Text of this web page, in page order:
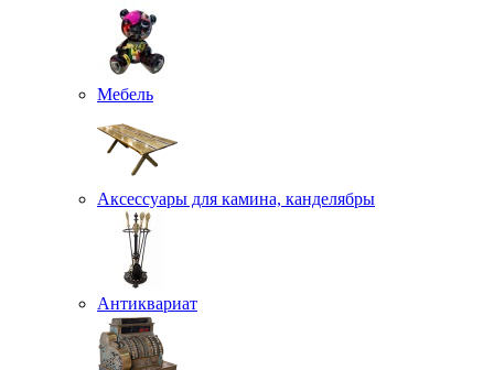
Мебель
Аксессуары для камина, канделябры
Антиквариат